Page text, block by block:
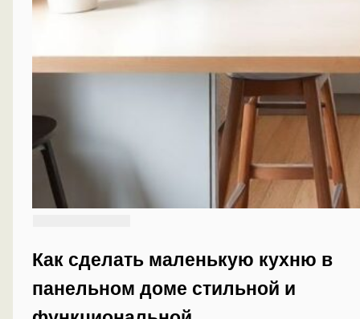
Как сделать маленькую кухню в
панельном доме стильной и